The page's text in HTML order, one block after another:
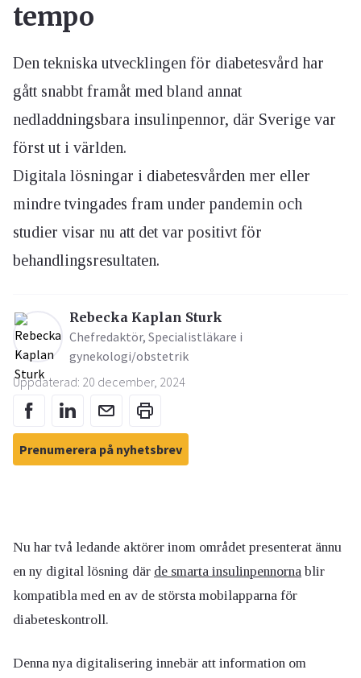
tempo
Den tekniska utvecklingen för diabetesvård har
gått snabbt framåt med bland annat
nedladdningsbara insulinpennor, där Sverige var
först ut i världen.
Digitala lösningar i diabetesvården mer eller
mindre tvingades fram under pandemin och
studier visar nu att det var positivt för
behandlingsresultaten.
Rebecka Kaplan Sturk
Chefredaktör, Specialistläkare i
gynekologi/obstetrik
Uppdaterad: 20 december, 2024
Prenumerera på nyhetsbrev
Nu har två ledande aktörer inom området presenterat ännu
en ny digital lösning där de smarta insulinpennorna blir
kompatibla med en av de största mobilapparna för
diabeteskontroll.
Denna nya digitalisering innebär att information om